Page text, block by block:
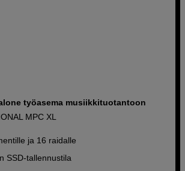
työasema musiikkituotantoon
MPC XL
ja 16 raidalle
SSD-tallennustila